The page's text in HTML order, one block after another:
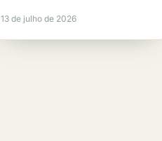
13 de julho de 2026